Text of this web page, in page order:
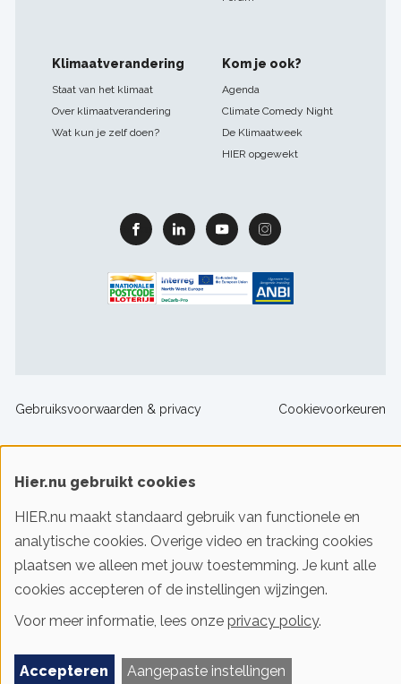
Klimaatverandering
Staat van het klimaat
Over klimaatverandering
Wat kun je zelf doen?
Kom je ook?
Agenda
Climate Comedy Night
De Klimaatweek
HIER opgewekt
Facebook Linkedin Youtube Instagram
Footer
Gebruiksvoorwaarden & privacy Cookievoorkeuren
© 2016-2026 Klimaatstichting HIER
Iedereen slim met energie. HIER helpt je!
Hier.nu gebruikt cookies
HIER.nu maakt standaard gebruik van functionele en
analytische cookies. Overige video en tracking cookies
plaatsen we alleen met jouw toestemming. Je kunt alle
cookies accepteren of de instellingen wijzingen.
Voor meer informatie, lees onze privacy policy.
Aangepaste instellingen
Accepteren